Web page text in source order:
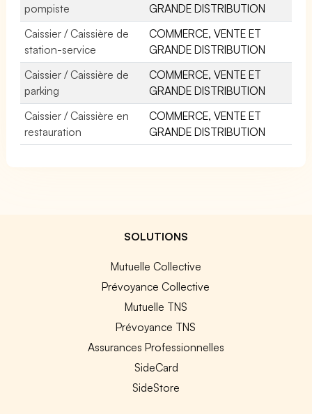
pompiste
GRANDE DISTRIBUTION
Caissier / Caissière de
station-service
COMMERCE, VENTE ET
GRANDE DISTRIBUTION
Caissier / Caissière de
parking
COMMERCE, VENTE ET
GRANDE DISTRIBUTION
Caissier / Caissière en
restauration
COMMERCE, VENTE ET
GRANDE DISTRIBUTION
SOLUTIONS
Mutuelle Collective
Prévoyance Collective
Mutuelle TNS
Prévoyance TNS
Assurances Professionnelles
SideCard
SideStore